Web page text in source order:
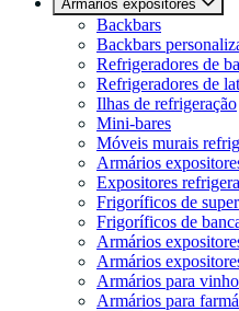
Armários expositores
Backbars
Backbars
Refrigeradores de
Refrigeradores de
Ilhas de refrigeração
Mini-bares
Móveis murais
Armários
Expositores
Frigoríficos de
Frigoríficos de
Armários
Armários
Armários para
Armários para